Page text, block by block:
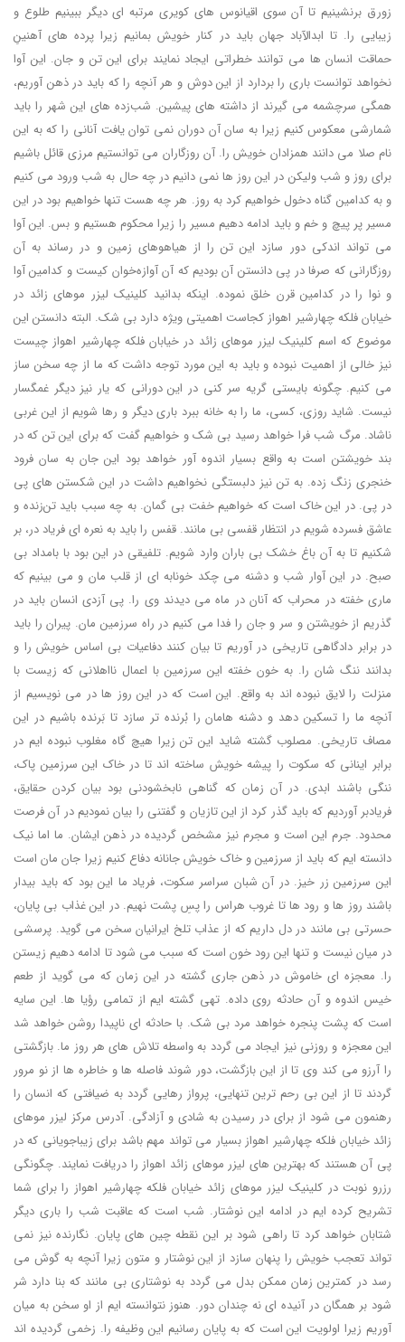
زورق برنشینیم تا آن سوی اقیانوس های کویری مرتبه ای دیگر ببینیم طلوع و
زیبایی را. تا ابدالآباد جهان باید در کنار خویش بمانیم زیرا پرده های آهنینِ
حماقت انسان ها می توانند خطراتی ایجاد نمایند برای این تن و جان. این آوا
نخواهد توانست باری را بردارد از این دوش و هر آنچه را که باید در ذهن آوریم،
همگی سرچشمه می گیرند از داشته های پیشین. شب‌زده های این شهر را باید
شمارشی معکوس کنیم زیرا به سان آن دوران نمی توان یافت آنانی را که به این
نام صلا می دانند همزادان خویش را. آن روزگاران می توانستیم مرزی قائل باشیم
برای روز و شب ولیکن در این روز ها نمی دانیم در چه حال به شب ورود می کنیم
و به کدامین گناه دخول خواهیم کرد به روز. هر چه هست تنها خواهیم بود در این
مسیر پر پیچ و خم و باید ادامه دهیم مسیر را زیرا محکوم هستیم و بس. این آوا
می تواند اندکی دور سازد این تن را از هیاهوهای زمین و در رساند به آن
روزگارانی که صرفا در پی دانستن آن بودیم که آن آوازه‌خوان کیست و کدامین آوا
و نوا را در کدامین قرن خلق نموده. اینکه بدانید کلینیک لیزر موهای زائد در
خیابان فلکه چهارشیر اهواز کجاست اهمیتی ویژه دارد بی شک. البته دانستن این
موضوع که اسم کلینیک لیزر موهای زائد در خیابان فلکه چهارشیر اهواز چیست
نیز خالی از اهمیت نبوده و باید به این مورد توجه داشت که ما از چه سخن ساز
می کنیم. چگونه بایستی گریه سر کنی در این دورانی که یار نیز دیگر غمگسار
نیست. شاید روزی، کسی، ما را به خانه ببرد باری دیگر و رها شویم از این غربی
ناشاد. مرگ شب فرا خواهد رسید بی شک و خواهیم گفت که برای این تن که در
بند خویشتن است به واقع بسیار اندوه آور خواهد بود این جان به سان فرود
خنجری زنگ زده. به تن نیز دلبستگی نخواهیم داشت در این شکستن های پی
در پی. در این خاک است که خواهیم خفت بی گمان. به چه سبب باید تن‌زنده و
عاشق فسرده شویم در انتظار قفسی بی مانند. قفس را باید به نعره ای فریاد در، بر
شکنیم تا به آن باغ خشک بی باران وارد شویم. تلفیقی در این بود با بامداد بی
صبح. در این آوار شب و دشنه می چکد خونابه ای از قلب مان و می بینیم که
ماری خفته در محراب که آنان در ماه می دیدند وی را. پی آزدی انسان باید در
گذریم از خویشتن و سر و جان را فدا می کنیم در راه سرزمین مان. پیران را باید
در برابر دادگاهی تاریخی در آوریم تا بیان کنند دفاعیات بی اساس خویش را و
بدانند ننگ شان را. به خون خفته این سرزمین با اعمال نااهلانی که زیست با
منزلت را لایق نبوده اند به واقع. این است که در این روز ها در می نویسیم از
آنچه ما را تسکین دهد و دشنه هامان را بُرنده تر سازد تا بَرنده باشیم در این
مصاف تاریخی. مصلوب گشته شاید این تن زیرا هیچ گاه مغلوب نبوده ایم در
برابر اینانی که سکوت را پیشه خویش ساخته اند تا در خاک این سرزمین پاک،
ننگی باشند ابدی. در آن زمان که گناهی نابخشودنی بود بیان کردن حقایق،
فریادبر آوردیم که باید گذر کرد از این تازیان و گفتنی را بیان نمودیم در آن فرصت
محدود. جرم این است و مجرم نیز مشخص گردیده در ذهن ایشان. ما اما نیک
دانسته ایم که باید از سرزمین و خاک خویش جانانه دفاع کنیم زیرا جان مان است
این سرزمین زر خیز. در آن شبان سراسر سکوت، فریاد ما این بود که باید بیدار
باشند روز ها و رود ها تا غروب هراس را پسِ پشت نهیم. در این غذاب بی پایان،
حسرتی بی مانند در دل داریم که از عذاب تلخ ایرانیان سخن می گوید. پرسشی
در میان نیست و تنها این رود خون است که سبب می شود تا ادامه دهیم زیستن
را. معجزه ای خاموش در ذهن جاری گشته در این زمان که می گوید از طعم
خیس اندوه و آن حادثه روی داده. تهی گشته ایم از تمامی رؤیا ها. این سایه
است که پشت پنجره خواهد مرد بی شک. با حادثه ای ناپیدا روشن خواهد شد
این معجزه و روزنی نیز ایجاد می گردد به واسطه تلاش های هر روز ما. بازگشتی
را آرزو می کند وی تا از این بازگشت، دور شوند فاصله ها و خاطره ها از نو مرور
گردند تا از این بی رحم ترین تنهایی، پرواز رهایی گردد به ضیافتی که انسان را
رهنمون می شود از برای در رسیدن به شادی و آزادگی. آدرس مرکز لیزر موهای
زائد خیابان فلکه چهارشیر اهواز بسیار می تواند مهم باشد برای زیباجویانی که در
پی آن هستند که بهترین های لیزر موهای زائد اهواز را دریافت نمایند. چگونگی
رزرو نوبت در کلینیک لیزر موهای زائد خیابان فلکه چهارشیر اهواز را برای شما
تشریح کرده ایم در ادامه این نوشتار. شب است که عاقبت شب را باری دیگر
شتابان خواهد کرد تا راهی شود بر این نقطه چین های پایان. نگارنده نیز نمی
تواند تعجب خویش را پنهان سازد از این نوشتار و متون زیرا آنچه به گوش می
رسد در کمترین زمان ممکن بدل می گردد به نوشتاری بی مانند که بنا دارد شر
شود بر همگان در آنیده ای نه چندان دور. هنوز نتوانسته ایم از او سخن به میان
آوریم زیرا اولویت این است که به پایان رسانیم این وظیفه را. زخمی گردیده اند